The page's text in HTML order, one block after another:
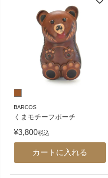
BARCOS
くまモチーフポーチ
¥3,800税込
カートに入れる